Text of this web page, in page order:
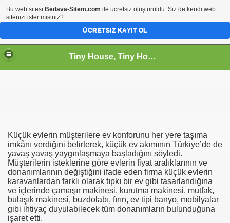
Tiny House, Tiny House Fiyatları, Tiny House Türkiye
Küçük evlerin müşterilere ev konforunu her yere taşıma
imkânı verdiğini belirterek, küçük ev akımının Türkiye’de de
yavaş yavaş yaygınlaşmaya başladığını söyledi.
Müşterilerin isteklerine göre evlerin fiyat aralıklarının ve
donanımlarının değiştiğini ifade eden firma küçük evlerin
karavanlardan farklı olarak tıpkı bir ev gibi tasarlandığına
ve içlerinde çamaşır makinesi, kurutma makinesi, mutfak,
bulaşık makinesi, buzdolabı, fırın, ev tipi banyo, mobilyalar
gibi ihtiyaç duyulabilecek tüm donanımların bulunduğuna
işaret etti.
Bu web sitesi Bedava-Sitem.com ile ücretsiz oluşturuldu. Siz de kendi web
sitenizi ister misiniz?
ÜCRETSIZ KAYIT OL